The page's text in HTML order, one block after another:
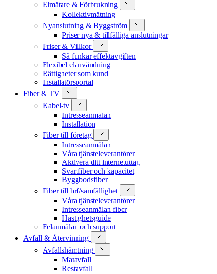
Elmätare & Förbrukning
Kollektivmätning
Nyanslutning & Byggström
Priser nya & tillfälliga anslutningar
Priser & Villkor
Så funkar effektavgiften
Flexibel elanvändning
Rättigheter som kund
Installatörsportal
Fiber & TV
Kabel-tv
Intresseanmälan
Installation
Fiber till företag
Intresseanmälan
Våra tjänsteleverantörer
Aktivera ditt internetuttag
Svartfiber och kapacitet
Byggbodsfiber
Fiber till brf/samfällighet
Våra tjänsteleverantörer
Intresseanmälan fiber
Hastighetsguide
Felanmälan och support
Avfall & Återvinning
Avfallshämtning
Matavfall
Restavfall